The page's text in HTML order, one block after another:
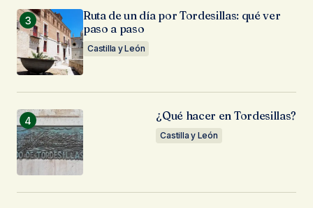
Ruta de un día por Tordesillas: qué ver
paso a paso
Castilla y León
¿Qué hacer en Tordesillas?
Castilla y León